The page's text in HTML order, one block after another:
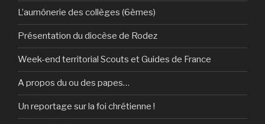
L’aumônerie des collèges (6èmes)
Présentation du diocèse de Rodez
Week-end territorial Scouts et Guides de France
A propos du ou des papes…
Un reportage sur la foi chrétienne !